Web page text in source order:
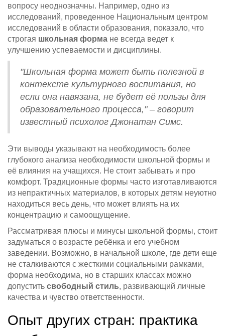
вопросу неоднозначны. Например, одно из
исследований, проведенное Национальным центром
исследований в области образования, показало, что
строгая школьная форма не всегда ведет к
улучшению успеваемости и дисциплины.
"Школьная форма может быть полезной в
контексте культурного воспитания, но
если она навязана, не будет её пользы для
образовательного процесса," – говорит
известный психолог Джонатан Симс.
Эти выводы указывают на необходимость более
глубокого анализа необходимости школьной формы и
её влияния на учащихся. Не стоит забывать и про
комфорт. Традиционные формы часто изготавливаются
из непрактичных материалов, в которых детям неуютно
находиться весь день, что может влиять на их
концентрацию и самоощущение.
Рассматривая плюсы и минусы школьной формы, стоит
задуматься о возрасте ребёнка и его учебном
заведении. Возможно, в начальной школе, где дети еще
не сталкиваются с жесткими социальными рамками,
форма необходима, но в старших классах можно
допустить свободный стиль, развивающий личные
качества и чувство ответственности.
Опыт других стран: практика